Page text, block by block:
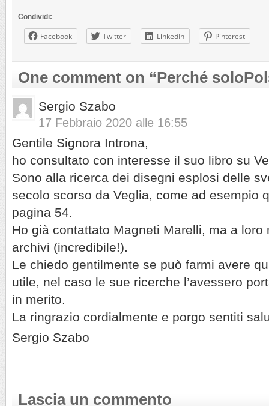
Condividi:
Facebook Twitter LinkedIn Pinterest
One comment on “Perché
Sergio Szabo
17 Febbraio 2020 alle 16:55
Gentile Signora Introna,
ho consultato con interesse il suo libro su
Sono alla ricerca dei disegni esplosi delle
secolo scorso da Veglia, come ad esempio
pagina 54.
Ho già contattato Magneti Marelli, ma a loro
archivi (incredibile!).
Le chiedo gentilmente se può farmi avere
utile, nel caso le sue ricerche l’avessero
in merito.
La ringrazio cordialmente e porgo sentiti
Sergio Szabo
Lascia un commento